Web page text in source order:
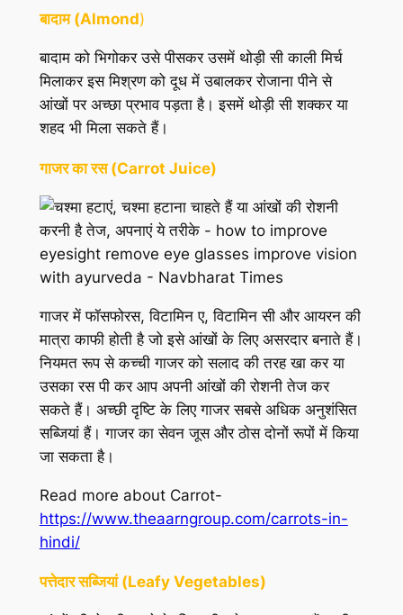
बादाम (Almond)
बादाम को भिगोकर उसे पीसकर उसमें थोड़ी सी काली मिर्च
मिलाकर इस मिश्रण को दूध में उबालकर रोजाना पीने से
आंखों पर अच्छा प्रभाव पड़ता है। इसमें थोड़ी सी शक्कर या
शहद भी मिला सकते हैं।
गाजर का रस (Carrot Juice)
गाजर में फॉसफोरस, विटामिन ए, विटामिन सी और आयरन की
मात्रा काफी होती है जो इसे आंखों के लिए असरदार बनाते हैं।
नियमत रूप से कच्ची गाजर को सलाद की तरह खा कर या
उसका रस पी कर आप अपनी आंखों की रोशनी तेज कर
सकते हैं। अच्छी दृष्टि के लिए गाजर सबसे अधिक अनुशंसित
सब्जियां हैं। गाजर का सेवन जूस और ठोस दोनों रूपों में किया
जा सकता है।
Read more about Carrot-
https://www.theaarngroup.com/carrots-in-
hindi/
पत्तेदार सब्जियां (Leafy Vegetables)